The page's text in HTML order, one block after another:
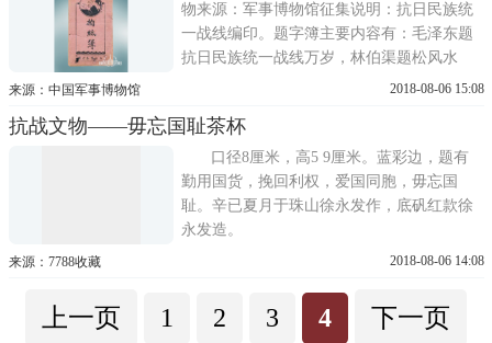
物来源：军事博物馆征集说明：抗日民族统
一战线编印。题字簿主要内容有：毛泽东题
抗日民族统一战线万岁，林伯渠题松风水
月，仙露明珠，蔡树藩题争取迅速抗战，激
争取，有赖于中国的前进青年。诸君共勉
之，李立三题努力救国等
来源：中国军事博物馆 2018-08-06 15:08
抗战文物——毋忘国耻茶杯
口径8厘米，高5 9厘米。蓝彩边，题有
勤用国货，挽回利权，爱国同胞，毋忘国
耻。辛已夏月于珠山徐永发作，底矾红款徐
永发造。
来源：7788收藏 2018-08-06 14:08
上一页 1 2 3 4 下一页